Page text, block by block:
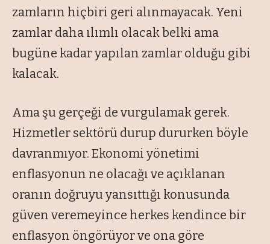
zamların hiçbiri geri alınmayacak. Yeni
zamlar daha ılımlı olacak belki ama
bugüne kadar yapılan zamlar olduğu gibi
kalacak.
Ama şu gerçeği de vurgulamak gerek.
Hizmetler sektörü durup dururken böyle
davranmıyor. Ekonomi yönetimi
enflasyonun ne olacağı ve açıklanan
oranın doğruyu yansıttığı konusunda
güven veremeyince herkes kendince bir
enflasyon öngörüyor ve ona göre